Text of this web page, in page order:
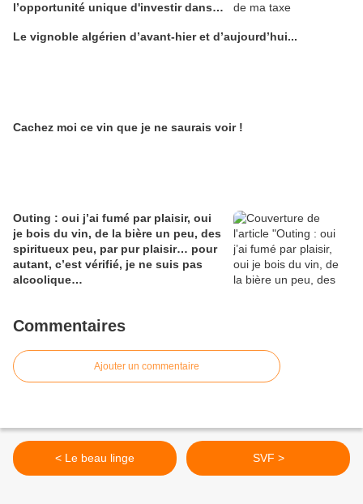
l’opportunité unique d'investir dans
Alain Edouard
Le vignoble algérien d’avant-hier et d’aujourd’hui...
Cachez moi ce vin que je ne saurais voir !
Outing : oui j’ai fumé par plaisir, oui
je bois du vin, de la bière un peu, des
spiritueux peu, par pur plaisir… pour
autant, c’est vérifié, je ne suis pas
alcoolique…
Commentaires
Ajouter un commentaire
< Le beau linge SVF >